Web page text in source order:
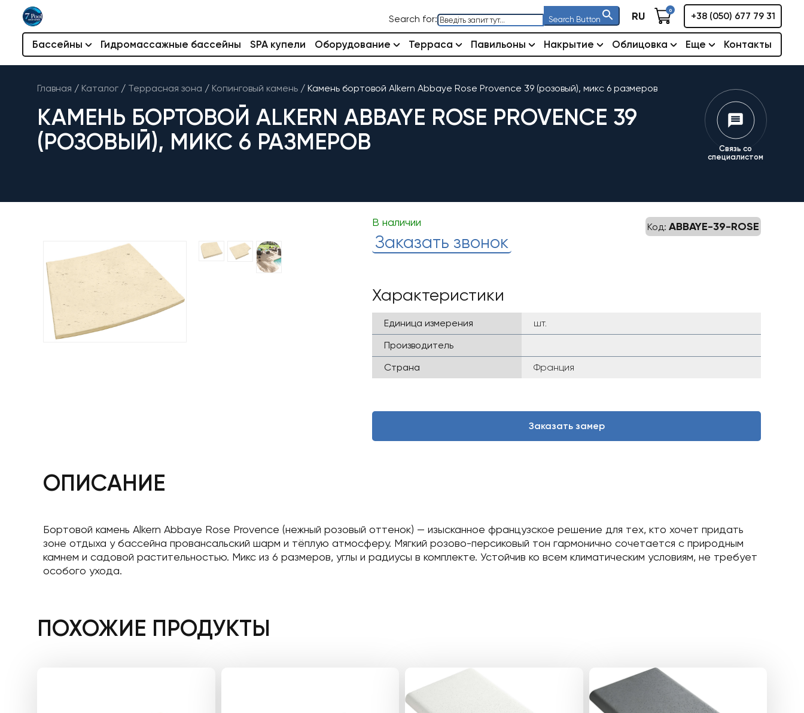
Search for: Search Button RU 0
+38 (050) 677 79 31
Бассейны Гидромассажные бассейны SPA купели Оборудование Терраса Павильоны Накрытие Облицовка Еще Контакты
Главная / Каталог / Террасная зона / Копинговый камень / Камень бортовой Alkern Abbaye Rose Provence 39 (розовый), микс 6 размеров
КАМЕНЬ БОРТОВОЙ ALKERN ABBAYE ROSE PROVENCE 39
(РОЗОВЫЙ), МИКС 6 РАЗМЕРОВ
Связь со
специалистом
Код: ABBAYE-39-ROSE
В наличии
Заказать звонок
Характеристики
Единица измерения
шт.
Производитель
Страна
Франция
Заказать замер
ОПИСАНИЕ
Бортовой камень Alkern Abbaye Rose Provence (нежный розовый оттенок) — изысканное французское решение для тех, кто хочет придать
зоне отдыха у бассейна провансальский шарм и тёплую атмосферу. Мягкий розово-персиковый тон гармонично сочетается с природным
камнем и садовой растительностью. Микс из 6 размеров, углы и радиусы в комплекте. Устойчив ко всем климатическим условиям, не требует
особого ухода.
ПОХОЖИЕ ПРОДУКТЫ